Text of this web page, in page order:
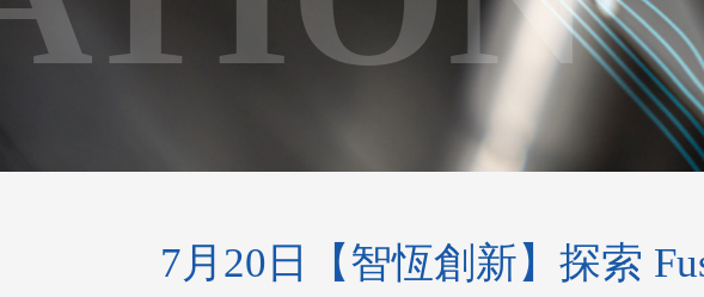
7月20日【智恆創新】探索